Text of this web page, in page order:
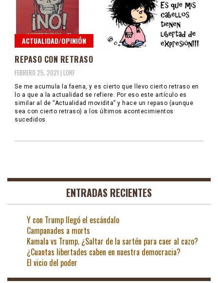
ACTUALIDAD/OPINIÓN
REPASO CON RETRASO
FEBRERO 25, 2021 | LORF
Se me acumula la faena, y es cierto que llevo cierto retraso en
lo a que a la actualidad se refiere. Por eso este artículo es
similar al de “Actualidad movidita” y hace un repaso (aunque
sea con cierto retraso) a los últimos acontecimientos
sucedidos.
ENTRADAS RECIENTES
Y con Trump llegó el escándalo
Campanades a morts
Kamala vs Trump. ¿Saltar de la sartén para caer al cazo?
¿Cuantas libertades caben en nuestra democracia?
El vicio del poder